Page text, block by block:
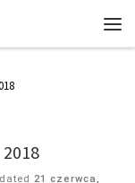
21 czerwca,